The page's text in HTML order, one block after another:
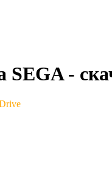
SEGA -